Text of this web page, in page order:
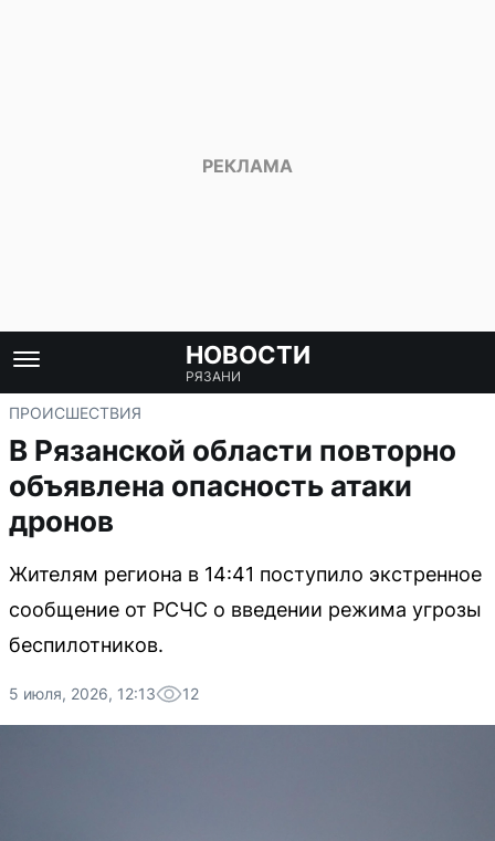
НОВОСТИ
РЯЗАНИ
ПРОИСШЕСТВИЯ
В Рязанской области повторно
объявлена опасность атаки
дронов
Жителям региона в 14:41 поступило экстренное
сообщение от РСЧС о введении режима угрозы
беспилотников.
5 июля, 2026, 12:13 12